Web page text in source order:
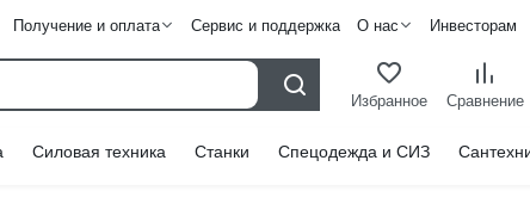
Получение и оплата Сервис и поддержка О нас Инвесторам
Избранное Сравнение
Силовая техника Станки Спецодежда и СИЗ